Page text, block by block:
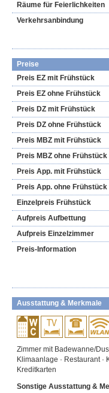
Räume für Feierlichkeiten
Verkehrsanbindung
Preise
Preis EZ mit Frühstück
Preis EZ ohne Frühstück
Preis DZ mit Frühstück
Preis DZ ohne Frühstück
Preis MBZ mit Frühstück
Preis MBZ ohne Frühstück
Preis App. mit Frühstück
Preis App. ohne Frühstück
Einzelpreis Frühstück
Aufpreis Aufbettung
Aufpreis Einzelzimmer
Preis-Information
Ausstattung & Merkmale
Zimmer mit Badewanne/
Klimaanlage · Restaurant ·
Kreditkarten
Sonstige Ausstattung &